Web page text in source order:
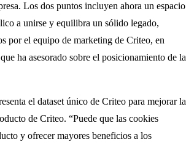
Los dos puntos incluyen ahora un espacio
a unirse y equilibra un sólido legado,
por el equipo de marketing de Criteo, en
ha asesorado sobre el posicionamiento de la
el dataset único de Criteo para mejorar la
de Criteo. “Puede que las cookies
y ofrecer mayores beneficios a los